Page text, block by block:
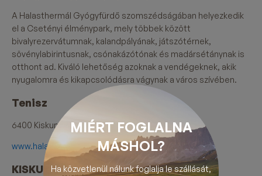
A Halasthermál Gyógyfürdő szomszédságában helyezkedik
el a Csetényi élménypark, mely többek között
bivalyrezervátumnak, kalandpályának, játszótérnek,
sövénylabirintusnak, csónakázótónak és madársétánynak is
otthont ad. Kiváló lehetőség azoknak a vendégeknek, akik
nyugalomra és kikapcsolódásra vágynak a város szívében.
Tenisz
6400 Kiskunhalas, Erzsébet Királyné tér 7/B
www.halasitenisz.hu
KISKUNHALAS, AUTÓBUSZ-ÁLLOMÁS
MIÉRT FOGLALNA
MÁSHOL?
Ha közvetlenül nálunk foglalja le szállását,